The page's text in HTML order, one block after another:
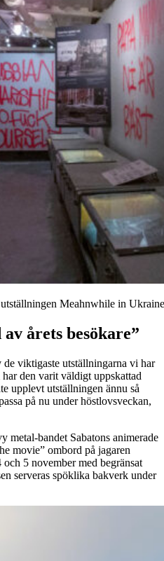
Meahnwhile in
årets besökare”
viktigaste utställningarna vi har
den varit väldigt uppskattad
upplevt utställningen ännu så
på nu under höstlovsveckan,
metal-bandet Sabatons animerade
movie” ombord på jagaren
5 november med begränsat
serveras spöklika bakverk under